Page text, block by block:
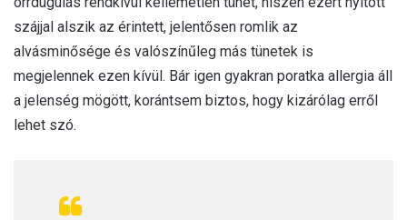
szájjal alszik az érintett, jelentősen romlik az
alvásminősége és valószínűleg más tünetek is
megjelennek ezen kívül. Bár igen gyakran poratka allergia áll
a jelenség mögött, korántsem biztos, hogy kizárólag erről
lehet szó.